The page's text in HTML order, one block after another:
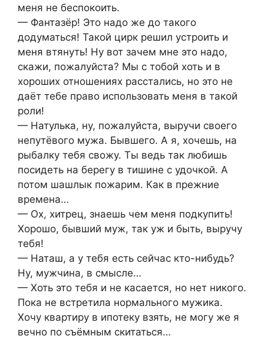
меня не беспокоить.
— Фантазёр! Это надо же до такого
додуматься! Такой цирк решил устроить и
меня втянуть! Ну вот зачем мне это надо,
скажи, пожалуйста? Мы с тобой хоть и в
хороших отношениях расстались, но это не
даёт тебе право использовать меня в такой
роли!
— Натулька, ну, пожалуйста, выручи своего
непутёвого мужа. Бывшего. А я, хочешь, на
рыбалку тебя свожу. Ты ведь так любишь
посидеть на берегу в тишине с удочкой. А
потом шашлык пожарим. Как в прежние
времена…
— Ох, хитрец, знаешь чем меня подкупить!
Хорошо, бывший муж, так уж и быть, выручу
тебя!
— Наташ, а у тебя есть сейчас кто-нибудь?
Ну, мужчина, в смысле…
— Хоть это тебя и не касается, но нет никого.
Пока не встретила нормального мужика.
Хочу квартиру в ипотеку взять, не могу же я
вечно по съёмным скитаться…